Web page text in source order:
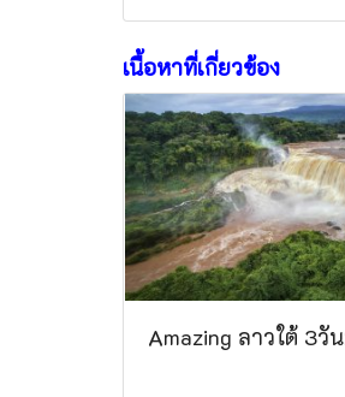
เนื้อหาที่เกี่ยวข้อง
Amazing ลาวใต้ 3วั